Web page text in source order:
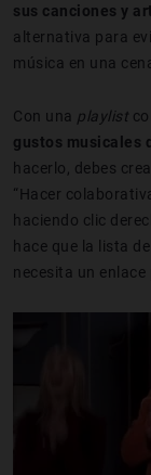
sus canciones y
alternativa para
música en una
Con una playlist
gustos musicales
hacerlo, debes
“Hacer
haciendo clic
hace que la lista
necesita un